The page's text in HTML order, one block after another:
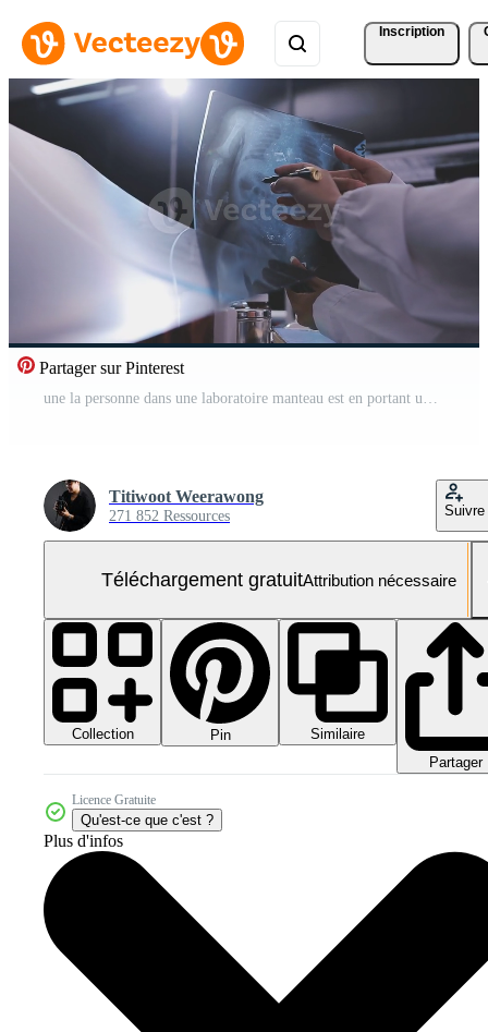
Inscription
Partager sur Pinterest
une la personne dans une laboratoire manteau est en portant un X - rayon Vidéo Gratuite
Titiwoot Weerawong
271 852 Ressources Suivre
Téléchargement gratuitAttribution nécessaire
Collection Pin
Similaire
Partager
Licence Gratuite
Qu'est-ce que c'est ?
Plus d'infos